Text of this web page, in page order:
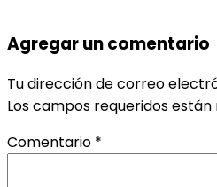
Agregar un comentario
Tu dirección de correo
Los campos requeridos
Comentario *